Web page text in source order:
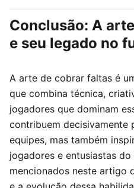
Conclusão: A
e seu legado no
A arte de cobrar faltas é
que combina técnica,
jogadores que dominam
contribuem decisivamente
equipes, mas também
jogadores e entusiastas
mencionados neste artigo